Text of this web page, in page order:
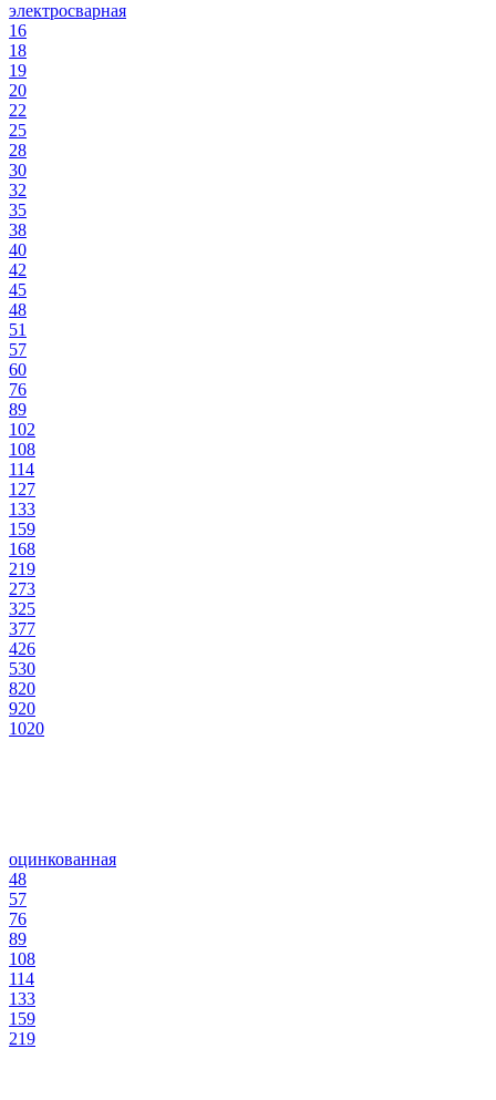
электросварная
16
18
19
20
22
25
28
30
32
35
38
40
42
45
48
51
57
60
76
89
102
108
114
127
133
159
168
219
273
325
377
426
530
820
920
1020
оцинкованная
48
57
76
89
108
114
133
159
219